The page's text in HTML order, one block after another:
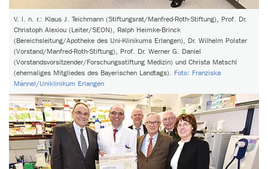
V. l. n. r.: Klaus J. Teichmann (Stiftungsrat/Manfred-Roth-Stiftung), Prof. Dr.
Christoph Alexiou (Leiter/SEON), Ralph Heimke-Brinck
(Bereichsleitung/Apotheke des Uni-Klinikums Erlangen), Dr. Wilhelm Polster
(Vorstand/Manfred-Roth-Stiftung), Prof. Dr. Werner G. Daniel
(Vorstandsvorsitzender/Forschungsstiftung Medizin) und Christa Matschl
(ehemaliges Mitgliedes des Bayerischen Landtags). Foto: Franziska
Männel/Uniklinikum Erlangen